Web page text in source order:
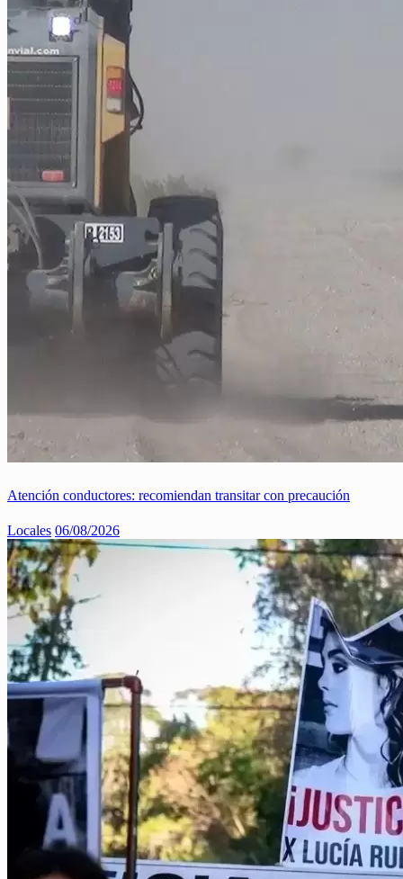
Atención conductores: recomiendan transitar con precaución
Locales 06/08/2026